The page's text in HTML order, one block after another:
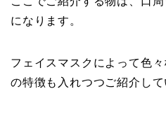
になります。
フェイスマスクによって色
の特徴も入れつつご紹介して